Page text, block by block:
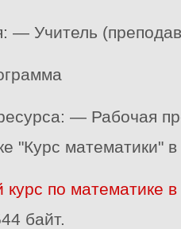
— Учитель
— Рабочая
"Курс математики"
курс по математике
байт.